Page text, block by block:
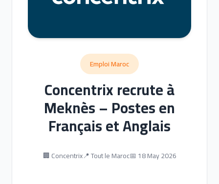
Emploi Maroc
Concentrix recrute à
Meknès – Postes en
Français et Anglais
🏢 Concentrix📍 Tout le Maroc📅 18 May 2026